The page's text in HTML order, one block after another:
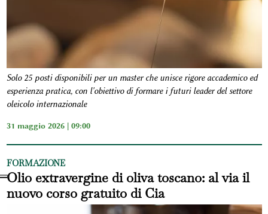
Solo 25 posti disponibili per un master che unisce rigore accademico ed
esperienza pratica, con l'obiettivo di formare i futuri leader del settore
oleicolo internazionale
31 maggio 2026 | 09:00
FORMAZIONE
Olio extravergine di oliva toscano: al via il
nuovo corso gratuito di Cia